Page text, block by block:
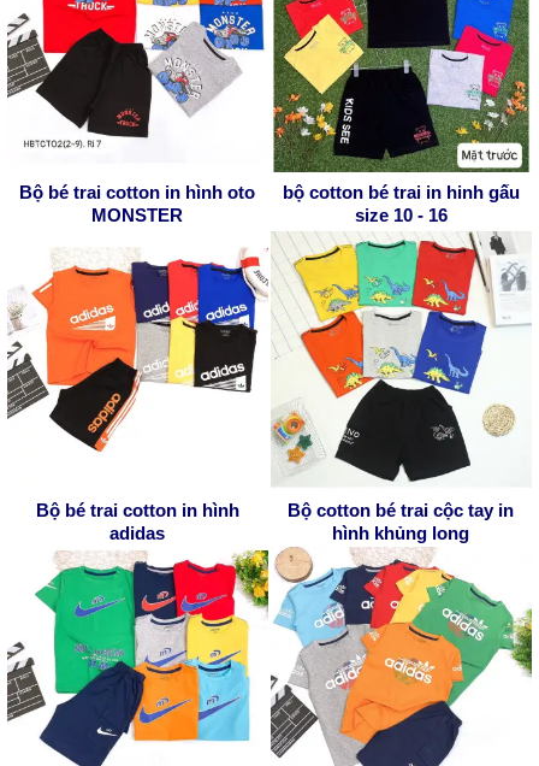
Bộ bé trai cotton in hình oto
MONSTER
bộ cotton bé trai in hinh gấu
size 10 - 16
Bộ bé trai cotton in hình
adidas
Bộ cotton bé trai cộc tay in
hình khủng long